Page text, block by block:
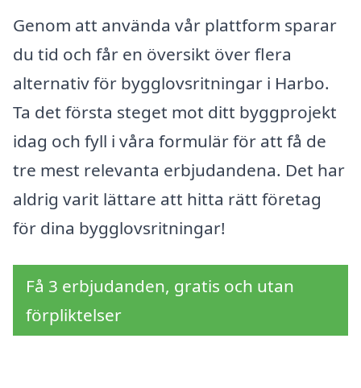
Genom att använda vår plattform sparar
du tid och får en översikt över flera
alternativ för bygglovsritningar i Harbo.
Ta det första steget mot ditt byggprojekt
idag och fyll i våra formulär för att få de
tre mest relevanta erbjudandena. Det har
aldrig varit lättare att hitta rätt företag
för dina bygglovsritningar!
Få 3 erbjudanden, gratis och utan
förpliktelser